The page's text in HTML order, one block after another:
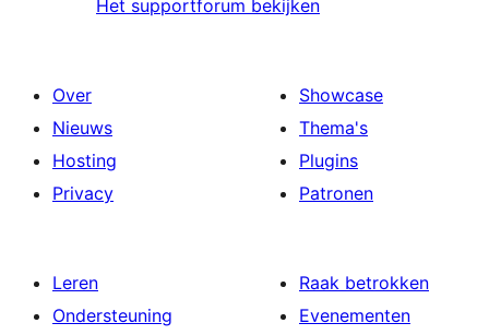
Het supportforum bekijken
Over
Nieuws
Hosting
Privacy
Showcase
Thema's
Plugins
Patronen
Leren
Ondersteuning
Raak betrokken
Evenementen